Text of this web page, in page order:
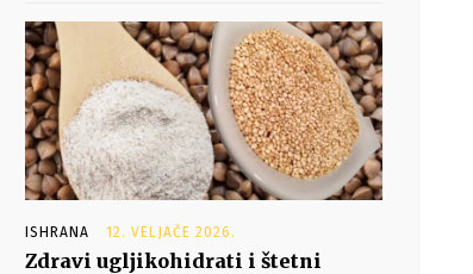
ISHRANA 12. VELJAČE 2026.
Zdravi ugljikohidrati i štetni